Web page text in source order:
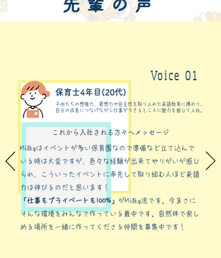
先輩の声
Voice 01
​保育士4年目(20代)
子供たちの想像力、発想力や自主性を取り入れた英語教育に携わり、
自分の成長につなげながら仕事ができるところに魅力を感じて入社。
これから入社される方々へメッセージ
Milkyはイベントが多い保育園なので準備など立て込んで
いる時は大変ですが、色々な経験が出来てやりがいが感じ
られ、こういったイベントに率先して取り組む人ほど英語
力は伸びるのだと思います！
「仕事もプライベートも100%」 がMilky流です。今まさに
そんな環境をみんなで作っている最中です。自然体で楽し
める場所を一緒に作ってくださる仲間を募集中です！